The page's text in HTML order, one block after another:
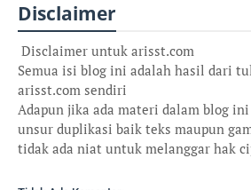
Disclaimer
Disclaimer untuk arisst.com
Semua isi blog ini adalah hasil dari
arisst.com sendiri
Adapun jika ada materi dalam blog
unsur duplikasi baik teks maupun
tidak ada niat untuk melanggar hak